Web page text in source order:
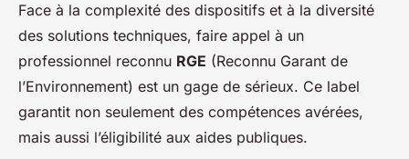
Face à la complexité des dispositifs et à la diversité
des solutions techniques, faire appel à un
professionnel reconnu RGE (Reconnu Garant de
l’Environnement) est un gage de sérieux. Ce label
garantit non seulement des compétences avérées,
mais aussi l’éligibilité aux aides publiques.